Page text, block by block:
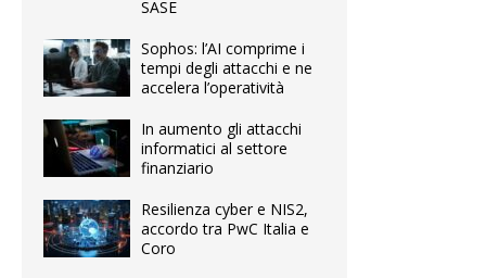
SASE
Sophos: l’AI comprime i
tempi degli attacchi e ne
accelera l’operatività
In aumento gli attacchi
informatici al settore
finanziario
Resilienza cyber e NIS2,
accordo tra PwC Italia e
Coro